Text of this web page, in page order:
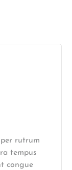
rutrum
tempus
congue